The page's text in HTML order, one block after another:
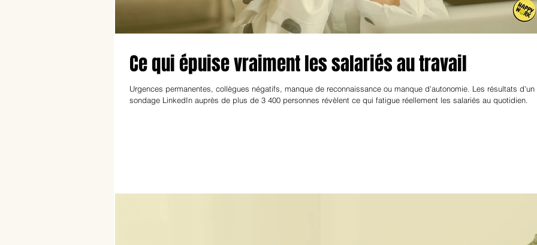
Ce qui épuise vraiment les salariés au travail
Urgences permanentes, collègues négatifs, manque de reconnaissance ou manque d'autonomie. Les résultats d'un
sondage LinkedIn auprès de plus de 3 400 personnes révèlent ce qui fatigue réellement les salariés au quotidien.